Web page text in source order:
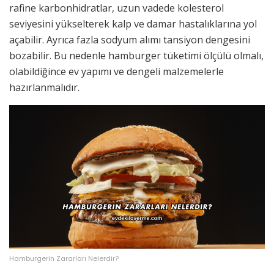
rafine karbonhidratlar, uzun vadede kolesterol
seviyesini yükselterek kalp ve damar hastalıklarına yol
açabilir. Ayrıca fazla sodyum alımı tansiyon dengesini
bozabilir. Bu nedenle hamburger tüketimi ölçülü olmalı,
olabildiğince ev yapımı ve dengeli malzemelerle
hazırlanmalıdır.
Hamburgerin Zararları Nelerdir?